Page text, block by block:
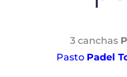
3 canchas
Pasto Padel